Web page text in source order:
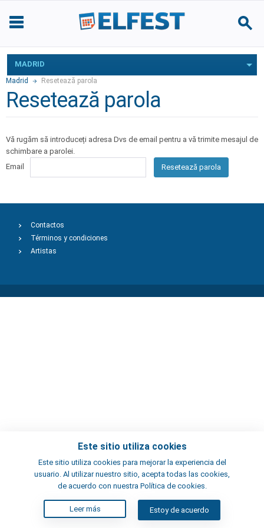
MADRID
Madrid Resetează parola
Resetează parola
Vă rugăm să introduceți adresa Dvs de email pentru a vă trimite mesajul de
schimbare a parolei.
Email
Resetează parola
Este sitio utiliza cookies
Este sitio utiliza cookies para mejorar la experiencia del
usuario. Al utilizar nuestro sitio, acepta todas las cookies,
de acuerdo con nuestra Política de cookies.
Leer más Estoy de acuerdo
Contactos
Términos y condiciones
Artistas